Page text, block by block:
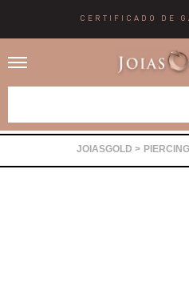
CERTIFICADO DE
PIERCING